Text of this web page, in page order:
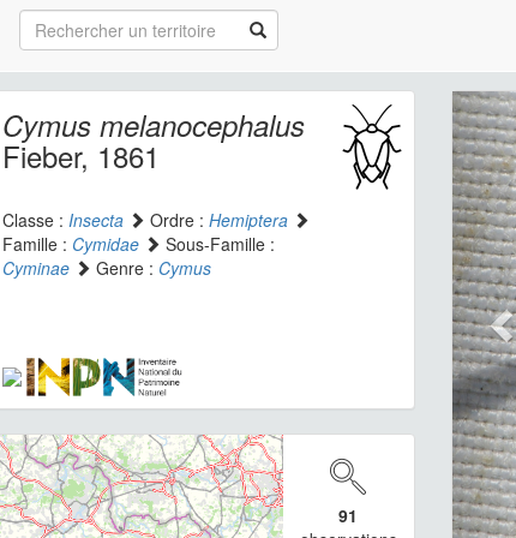
Cymus melanocephalus
Fieber, 1861
Classe : Insecta Ordre : Hemiptera
Famille : Cymidae
Sous-Famille :
Cyminae
Genre : Cymus
91